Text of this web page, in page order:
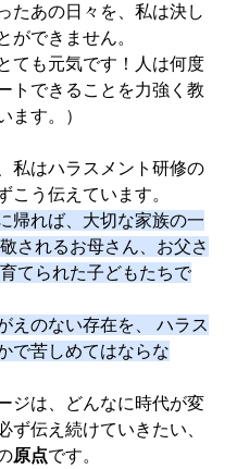
たあの日々を、私は決し
ができません。
ても元気です！人は何度
トできることを力強く教
ます。）
私はハラスメント研修の
こう伝えています。
帰れば、大切な家族の一
されるお母さん、お父さ
てられた子どもたちで
えのない存在を、 ハラス
で苦しめてはならな
ジは、どんなに時代が変
ず伝え続けていきたい、
原点です。